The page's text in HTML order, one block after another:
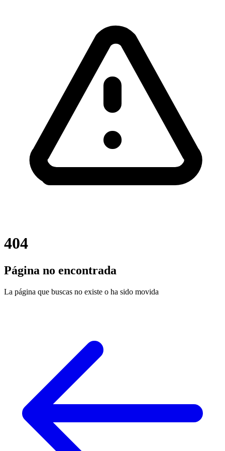
404
Página no encontrada
La página que buscas no existe o ha sido movida